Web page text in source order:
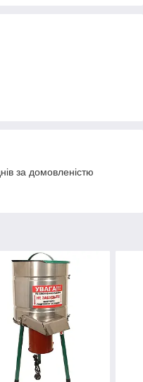
за домовленістю